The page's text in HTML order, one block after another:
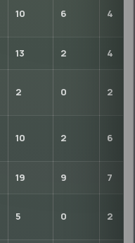
10 6 4
13 2 4
2 0 2
10 2 6
19 9 7
5 0 2